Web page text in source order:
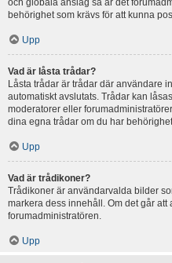
och globala anslag så är det
behörighet som krävs för att kunna
Upp
Vad är låsta trådar?
Låsta trådar är trådar där användare
automatiskt avslutats. Trådar kan
moderatorer eller
dina egna trådar om du har
Upp
Vad är trådikoner?
Trådikoner är användarvalda bilder
markera dess innehåll. Om det går
forumadministratören.
Upp